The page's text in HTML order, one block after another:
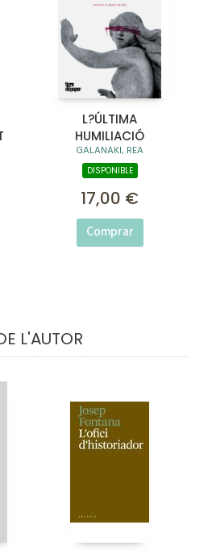
L?ÚLTIMA
HUMILIACIÓ
GALANAKI, REA
DISPONIBLE
17,00 €
Comprar
L'AUTOR